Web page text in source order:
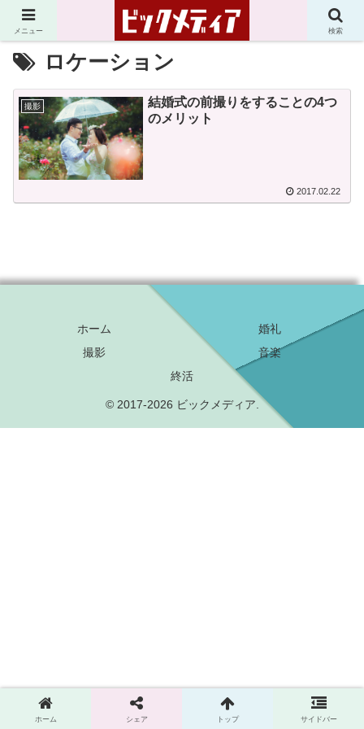
ロケーション
撮影
結婚式の前撮りをすることの4つ
のメリット
2017.02.22
ホーム
婚礼
撮影
音楽
終活
© 2017-2026 ビックメディア.
メニュー 検索
ホーム シェア トップ サイドバー